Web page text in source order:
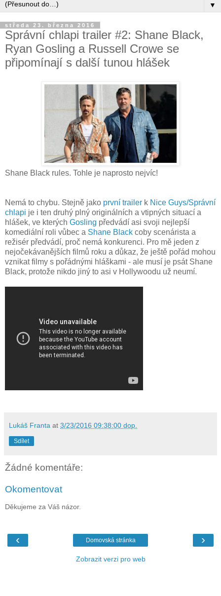
▼
středa 23. března 2016
Správní chlapi trailer #2: Shane Black,
Ryan Gosling a Russell Crowe se
připomínají s další tunou hlášek
Shane Black rules. Tohle je naprosto nejvíc!
Nemá to chybu. Stejně jako první trailer k Nice Guys/Správní
chlapi je i ten druhý plný originálních a vtipných situací a
hlášek, ve kterých Gosling předvádí asi svoji nejlepší
komediální roli vůbec a Shane Black coby scenárista a
režisér předvádí, proč nemá konkurenci. Pro mě jeden z
nejočekávanějších filmů roku a důkaz, že ještě pořád mohou
vznikat filmy s pořádnými hláškami - ale musí je psát Shane
Black, protože nikdo jiný to asi v Hollywoodu už neumí.
Lukáš Franta at 3/23/2016 09:38:00 dop.
Sdílet
Žádné komentáře:
Okomentovat
Děkujeme za Váš názor.
‹ ›
Domovská stránka
Zobrazit verzi pro web